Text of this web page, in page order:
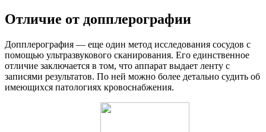
Отличие от допплерографии
Допплерография — еще один метод исследования сосудов с
помощью ультразвукового сканирования. Его единственное
отличие заключается в том, что аппарат выдает ленту с
записями результатов. По ней можно более детально судить об
имеющихся патологиях кровоснабжения.